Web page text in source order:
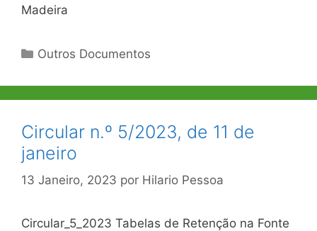
Madeira
Categorias
Outros Documentos
Circular n.º 5/2023, de 11 de
janeiro
13 Janeiro, 2023 por Hilario Pessoa
Circular_5_2023 Tabelas de Retenção na Fonte